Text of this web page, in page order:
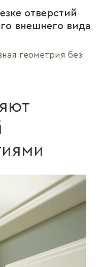
отверстий
внешнего вида
геометрия без